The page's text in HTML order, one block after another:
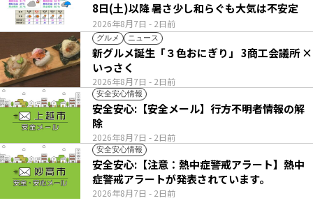
2026年8月7日 - 2日前
8日(土)以降 暑さ少し和らぐも大気は不安定
グルメ ニュース
2026年8月7日 - 2日前
新グルメ誕生「３色おにぎり」 3商工会議所 ×
いっさく
安全安心情報
2026年8月7日 - 2日前
安全安心:【安全メール】行方不明者情報の解
除
安全安心情報
2026年8月7日 - 2日前
安全安心:【注意：熱中症警戒アラート】熱中
症警戒アラートが発表されています。